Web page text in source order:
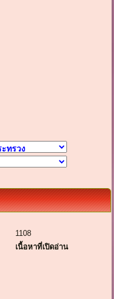
1108
เนื้อหาที่เปิดอ่าน